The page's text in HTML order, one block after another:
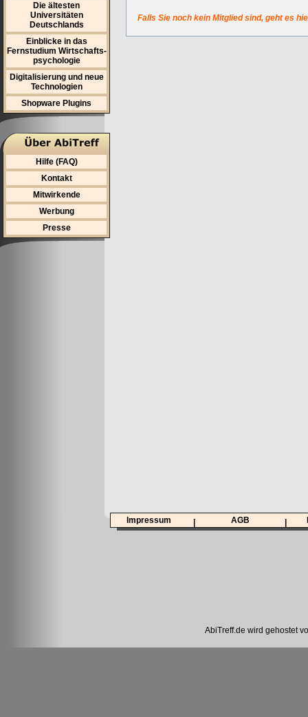
Die ältesten
Universitäten
Deutschlands
Einblicke in das
Fernstudium Wirtschafts-
psychologie
Digitalisierung und neue
Technologien
Shopware Plugins
Hilfe (FAQ)
Kontakt
Mitwirkende
Werbung
Presse
Falls Sie noch kein Mitglied sind, geht es
Impressum AGB
AbiTreff.de wird gehostet